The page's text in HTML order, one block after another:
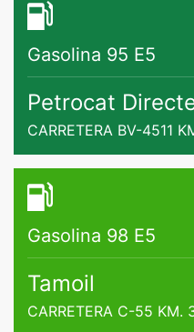
Gasolina 95 E5
Petrocat
CARRETERA BV-4511
Gasolina 98 E5
Tamoil
CARRETERA C-55 KM.